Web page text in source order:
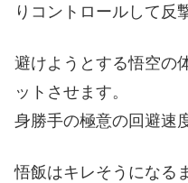
りコントロールして反
避けようとする悟空の
ットさせます。
身勝手の極意の回避速
悟飯はキレそうになる